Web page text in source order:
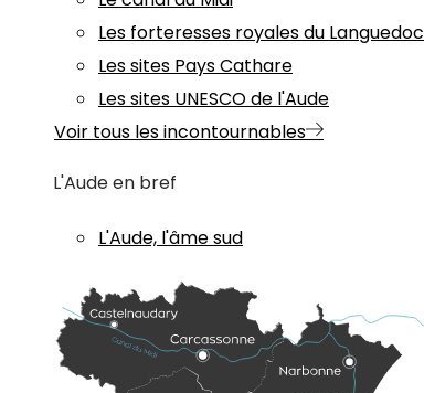
Les forteresses royales du Languedoc
Les sites Pays Cathare
Les sites UNESCO de l'Aude
Voir tous les incontournables
L'Aude en bref
L'Aude, l'âme sud